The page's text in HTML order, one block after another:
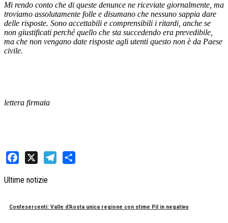
Mi rendo conto che di queste denunce ne riceviate giornalmente, ma
troviamo assolutamente folle e disumano che nessuno sappia dare
delle risposte. Sono accettabili e comprensibili i ritardi, anche se
non giustificati perché quello che sta succedendo era prevedibile,
ma che non vengano date risposte agli utenti questo non è da Paese
civile.
lettera firmata
Ultime notizie
Confesercenti: Valle d'Aosta unica regione con stime Pil in negativo